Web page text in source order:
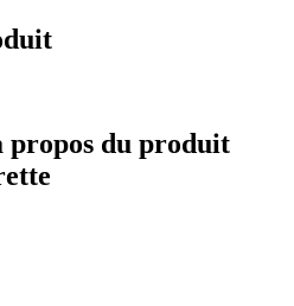
propos du produit